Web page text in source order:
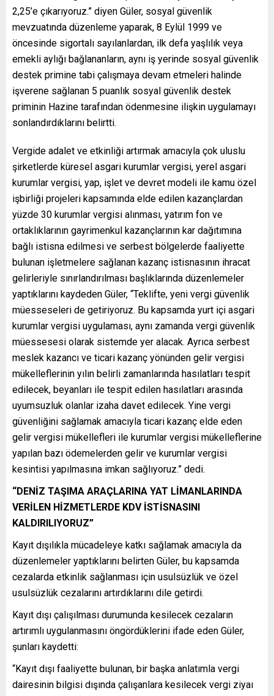
2,25’e çıkarıyoruz.” diyen Güler, sosyal güvenlik
mevzuatında düzenleme yaparak, 8 Eylül 1999 ve
öncesinde sigortalı sayılanlardan, ilk defa yaşlılık veya
emekli aylığı bağlananların, aynı iş yerinde sosyal güvenlik
destek primine tabi çalışmaya devam etmeleri halinde
işverene sağlanan 5 puanlık sosyal güvenlik destek
priminin Hazine tarafından ödenmesine ilişkin uygulamayı
sonlandırdıklarını belirtti.
Vergide adalet ve etkinliği artırmak amacıyla çok uluslu
şirketlerde küresel asgari kurumlar vergisi, yerel asgari
kurumlar vergisi, yap, işlet ve devret modeli ile kamu özel
işbirliği projeleri kapsamında elde edilen kazançlardan
yüzde 30 kurumlar vergisi alınması, yatırım fon ve
ortaklıklarının gayrimenkul kazançlarının kar dağıtımına
bağlı istisna edilmesi ve serbest bölgelerde faaliyette
bulunan işletmelere sağlanan kazanç istisnasının ihracat
gelirleriyle sınırlandırılması başlıklarında düzenlemeler
yaptıklarını kaydeden Güler, “Teklifte, yeni vergi güvenlik
müesseseleri de getiriyoruz. Bu kapsamda yurt içi asgari
kurumlar vergisi uygulaması, aynı zamanda vergi güvenlik
müessesesi olarak sistemde yer alacak. Ayrıca serbest
meslek kazancı ve ticari kazanç yönünden gelir vergisi
mükelleflerinin yılın belirli zamanlarında hasılatları tespit
edilecek, beyanları ile tespit edilen hasılatları arasında
uyumsuzluk olanlar izaha davet edilecek. Yine vergi
güvenliğini sağlamak amacıyla ticari kazanç elde eden
gelir vergisi mükellefleri ile kurumlar vergisi mükelleflerine
yapılan bazı ödemelerden gelir ve kurumlar vergisi
kesintisi yapılmasına imkan sağlıyoruz.” dedi.
“DENİZ TAŞIMA ARAÇLARINA YAT LİMANLARINDA
VERİLEN HİZMETLERDE KDV İSTİSNASINI
KALDIRILIYORUZ”
Kayıt dışılıkla mücadeleye katkı sağlamak amacıyla da
düzenlemeler yaptıklarını belirten Güler, bu kapsamda
cezalarda etkinlik sağlanması için usulsüzlük ve özel
usulsüzlük cezalarını artırdıklarını dile getirdi.
Kayıt dışı çalışılması durumunda kesilecek cezaların
artırımlı uygulanmasını öngördüklerini ifade eden Güler,
şunları kaydetti:
“Kayıt dışı faaliyette bulunan, bir başka anlatımla vergi
dairesinin bilgisi dışında çalışanlara kesilecek vergi ziyaı